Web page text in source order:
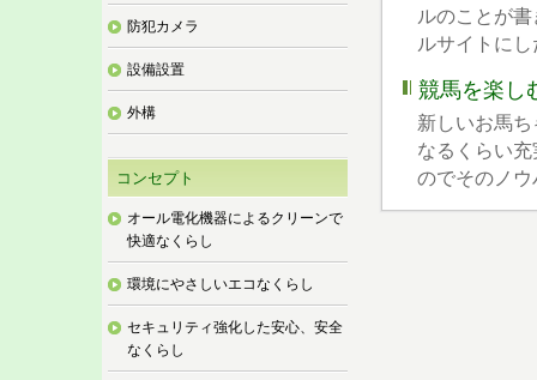
ルのことが
ルサイトに
競馬を楽し
新しいお馬
なるくらい
のでそのノ
防犯カメラ
設備設置
外構
コンセプト
オール電化機器によるクリーンで
快適なくらし
環境にやさしいエコなくらし
セキュリティ強化した安心、安全
なくらし